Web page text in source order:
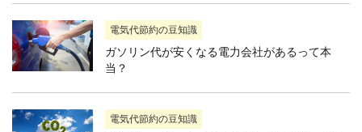
電気代節約の豆知識
ガソリン代が安くなる電力会社があるって本
当？
電気代節約の豆知識